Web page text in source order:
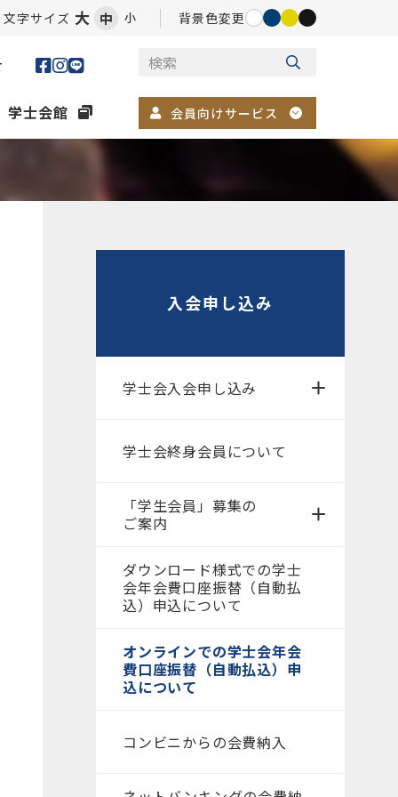
文字サイズ 大 中 小 背景色変更
学士会館 会員向けサービス
入会申し込み
学士会入会申し込み
学士会終身会員について
「学生会員」募集の
ご案内
ダウンロード様式での学士
会年会費口座振替（自動払
込）申込について
オンラインでの学士会年会
費口座振替（自動払込）申
込について
コンビニからの会費納入